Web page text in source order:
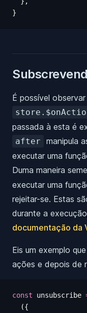
}
É possível
passada à esta é
after
manipula
executar uma
Duma maneira
executar uma
rejeitar-se. Estas
durante a
documentação da
Eis um exemplo
ações e depois de
const unsubscribe
  ({